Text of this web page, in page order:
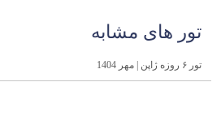
تور های مشابه
تور ۶ روزه ژاپن | مهر 1404